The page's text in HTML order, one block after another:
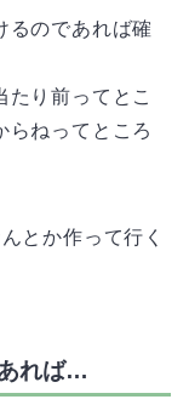
るのであれば確
り前ってとこ
らねってところ
とか作って行く
れば…